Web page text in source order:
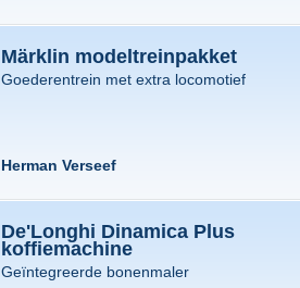
Märklin modeltreinpakket
Goederentrein met extra locomotief
Herman Verseef
De'Longhi Dinamica Plus
koffiemachine
Geïntegreerde bonenmaler